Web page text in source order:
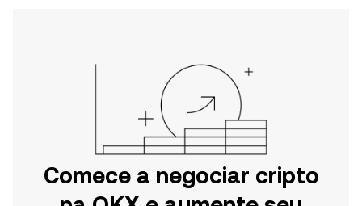
Comece a negociar cripto